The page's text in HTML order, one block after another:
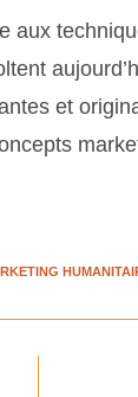
aux
et